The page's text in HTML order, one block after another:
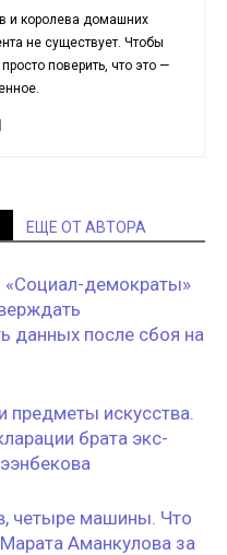
и королева домашних
не существует. Чтобы
поверить, что это —
ЕЩЕ ОТ АВТОРА
«Социал-демократы»
данных после сбоя на
предметы искусства.
брата экс-
четыре машины. Что
Аманкулова за